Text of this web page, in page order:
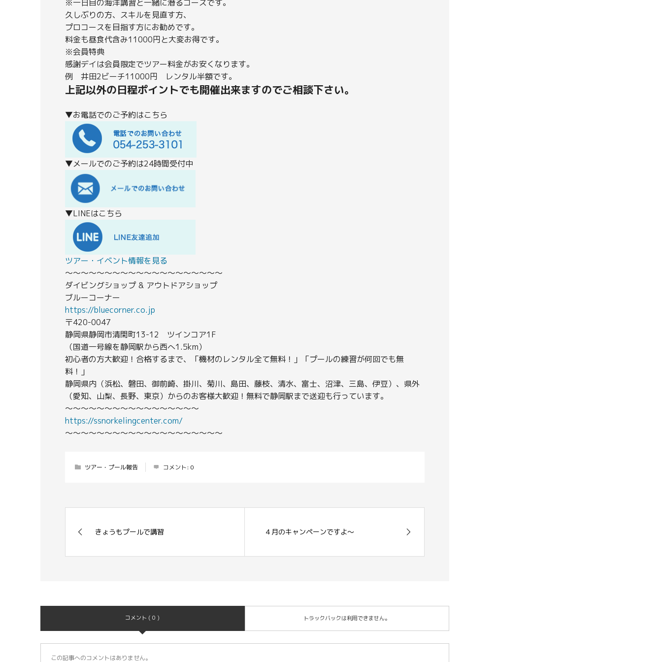
※一日目の海洋講習と一緒に潜るコースです。
久しぶりの方、スキルを見直す方、
プロコースを目指す方にお勧めです。
料金も昼食代含み11000円と大変お得です。
※会員特典
感謝デイは会員限定でツアー料金がお安くなります。
例 井田2ビーチ11000円 レンタル半額です。
上記以外の日程ポイントでも開催出来ますのでご相談下さい。
▼お電話でのご予約はこちら
▼メールでのご予約は24時間受付中
▼LINEはこちら
ツアー・イベント情報を見る
〜〜〜〜〜〜〜〜〜〜〜〜〜〜〜〜〜〜〜〜
ダイビングショップ & アウトドアショップ
ブルーコーナー
https://bluecorner.co.jp
〒420-0047
静岡県静岡市清閑町13-12 ツインコア1F
（国道一号線を静岡駅から西へ1.5km）
初心者の方大歓迎！合格するまで、「機材のレンタル全て無料！」「プールの練習が何回でも無
料！」
静岡県内（浜松、磐田、御前崎、掛川、菊川、島田、藤枝、清水、富士、沼津、三島、伊豆）、県外
（愛知、山梨、長野、東京）からのお客様大歓迎！無料で静岡駅まで送迎も行っています。
〜〜〜〜〜〜〜〜〜〜〜〜〜〜〜〜〜
https://ssnorkelingcenter.com/
〜〜〜〜〜〜〜〜〜〜〜〜〜〜〜〜〜〜〜〜
ツアー・プール報告 コメント: 0
きょうもプールで講習 ４月のキャンペーンですよ～
コメント ( 0 ) トラックバックは利用できません。
この記事へのコメントはありません。